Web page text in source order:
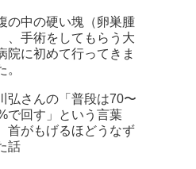
の中の硬い塊（卵巣腫
、手術をしてもらう大
院に初めて行ってきま
。
弘さんの「普段は70〜
で回す」という言葉
首がもげるほどうなず
話